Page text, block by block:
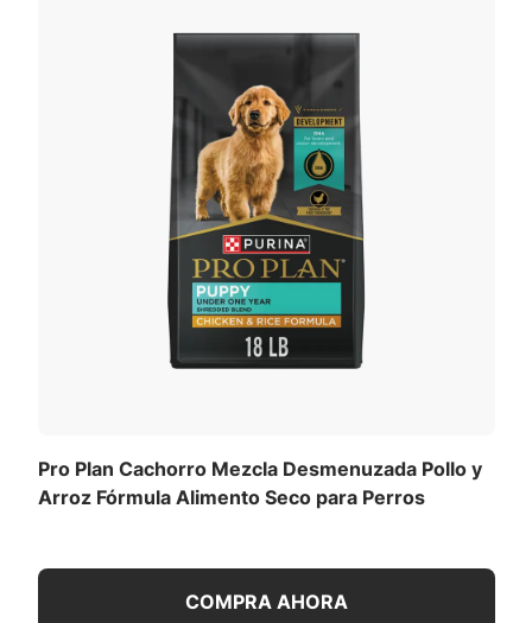
Pro Plan Cachorro Mezcla Desmenuzada Pollo y
Arroz Fórmula Alimento Seco para Perros
COMPRA AHORA